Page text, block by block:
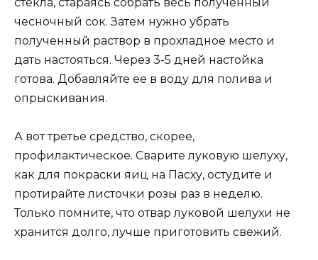
чесночный сок. Затем нужно убрать
полученный раствор в прохладное место и
дать настояться. Через 3-5 дней настойка
готова. Добавляйте ее в воду для полива и
опрыскивания.
А вот третье средство, скорее,
профилактическое. Сварите луковую шелуху,
как для покраски яиц на Пасху, остудите и
протирайте листочки розы раз в неделю.
Только помните, что отвар луковой шелухи не
хранится долго, лучше приготовить свежий.